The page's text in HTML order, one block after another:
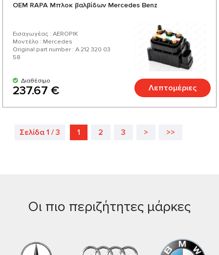
ОЕМ RAPA Μπλοκ βαλβίδων Mercedes Benz
Εισαγωγέας : AEROPIK
Μοντέλο : Mercedes
Original part number : A 212 320 03
58
Διαθέσιμο
237.67 € Λεπτομέριες
Σελίδα 1 / 3 1 2 3 > >>
Οι πιο περιζήτητες μάρκες